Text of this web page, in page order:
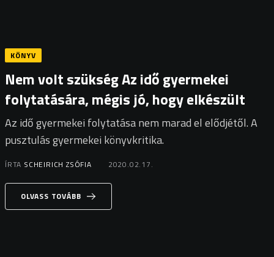
KÖNYV
Nem volt szükség Az idő gyermekei
folytatására, mégis jó, hogy elkészült
Az idő gyermekei folytatása nem marad el elődjétől. A
pusztulás gyermekei könyvkritika.
ÍRTA SCHEIRICH ZSÓFIA 2020.02.17.
OLVASS TOVÁBB